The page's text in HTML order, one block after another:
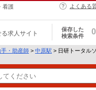
看護
よくある
求人サイト
保存した
検索条件
0
・助産師 > 中原駅 > 日研トータル